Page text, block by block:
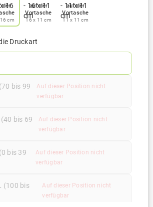
der
cm
auf der
Vortasche
16 x 11 cm
auf der
Vortasche
11 x 11 cm
Druckart
bis 99
Auf dieser Position nicht
verfügbar
bis 69
Auf dieser Position nicht
verfügbar
bis 39
Auf dieser Position nicht
verfügbar
(100 bis
Auf dieser Position nicht
verfügbar